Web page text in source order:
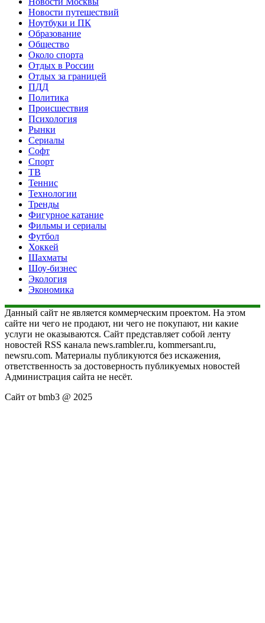
Новости путешествий
Ноутбуки и ПК
Образование
Общество
Около спорта
Отдых в России
Отдых за границей
ПДД
Политика
Происшествия
Психология
Рынки
Сериалы
Софт
Спорт
ТВ
Теннис
Технологии
Тренды
Фигурное катание
Фильмы и сериалы
Футбол
Хоккей
Шахматы
Шоу-бизнес
Экология
Экономика
Данный сайт не является коммерческим проектом. На этом
сайте ни чего не продают, ни чего не покупают, ни какие
услуги не оказываются. Сайт представляет собой ленту
новостей RSS канала news.rambler.ru, kommersant.ru,
newsru.com. Материалы публикуются без искажения,
ответственность за достоверность публикуемых новостей
Администрация сайта не несёт.
Сайт от bmb3 @ 2025